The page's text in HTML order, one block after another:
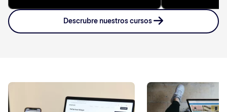
Descrubre nuestros cursos